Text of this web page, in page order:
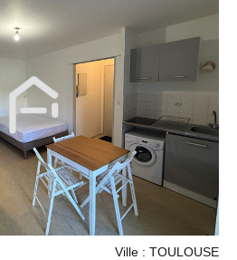
Ville : TOULOUSE